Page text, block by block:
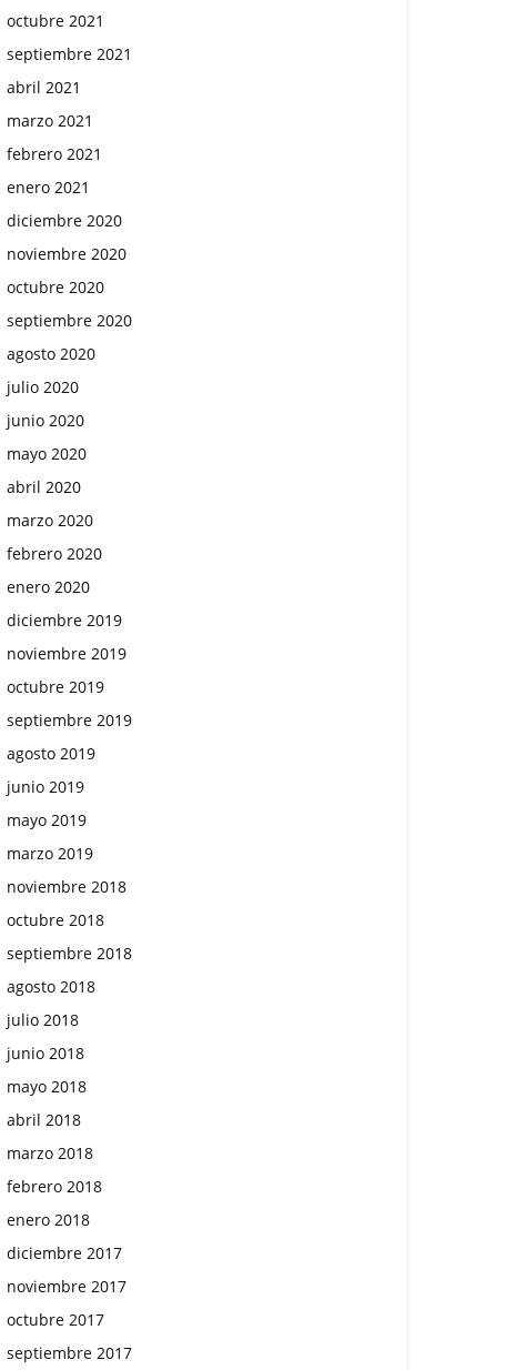
octubre 2021
septiembre 2021
abril 2021
marzo 2021
febrero 2021
enero 2021
diciembre 2020
noviembre 2020
octubre 2020
septiembre 2020
agosto 2020
julio 2020
junio 2020
mayo 2020
abril 2020
marzo 2020
febrero 2020
enero 2020
diciembre 2019
noviembre 2019
octubre 2019
septiembre 2019
agosto 2019
junio 2019
mayo 2019
marzo 2019
noviembre 2018
octubre 2018
septiembre 2018
agosto 2018
julio 2018
junio 2018
mayo 2018
abril 2018
marzo 2018
febrero 2018
enero 2018
diciembre 2017
noviembre 2017
octubre 2017
septiembre 2017